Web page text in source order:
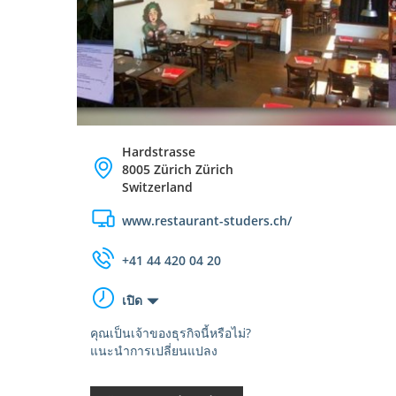
Hardstrasse
8005 Zürich Zürich
Switzerland
www.restaurant-studers.ch/
+41 44 420 04 20
เปิด
คุณเป็นเจ้าของธุรกิจนี้หรือไม่?
แนะนำการเปลี่ยนแปลง